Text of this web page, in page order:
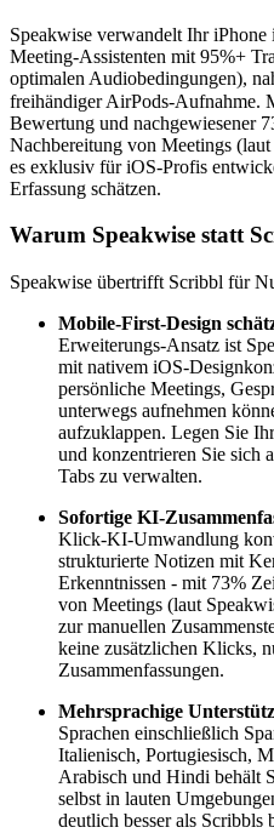
Speakwise verwandelt Ihr
Meeting-Assistenten mit 95%+
optimalen Audiobedingungen),
freihändiger AirPods-Aufnahme.
Bewertung und nachgewiesener
Nachbereitung von Meetings
es exklusiv für iOS-Profis
Erfassung schätzen.
Warum Speakwise statt
Speakwise übertrifft Scribbl für
Mobile-First-Design
Erweiterungs-Ansatz ist
mit nativem iOS-
persönliche Meetings,
unterwegs aufnehmen
aufzuklappen. Legen Sie
und konzentrieren Sie sich
Tabs zu verwalten.
Sofortige KI-
Klick-KI-Umwandlung
strukturierte Notizen mit
Erkenntnissen - mit 73%
von Meetings (laut
zur manuellen
keine zusätzlichen Klicks,
Zusammenfassungen.
Mehrsprachige
Sprachen einschließlich
Italienisch, Portugiesisch,
Arabisch und Hindi behält
selbst in lauten
deutlich besser als Scribbls